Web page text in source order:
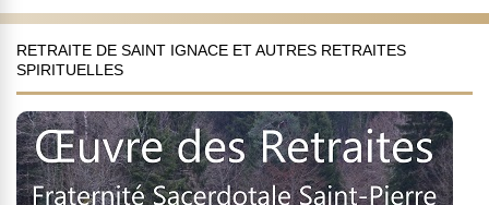
RETRAITE DE SAINT IGNACE ET AUTRES RETRAITES
SPIRITUELLES